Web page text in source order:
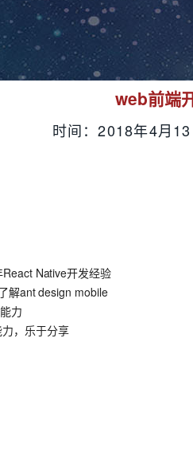
web前端
时间：2018年4
Native开发经验
解ant design mobile
力
，乐于分享